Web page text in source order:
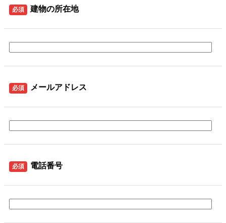
必須 建物の所在地
必須 メールアドレス
必須 電話番号